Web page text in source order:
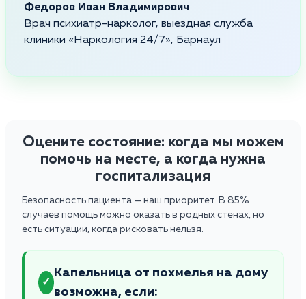
Федоров Иван Владимирович
Врач психиатр-нарколог, выездная служба
клиники «Наркология 24/7», Барнаул
Оцените состояние: когда мы можем
помочь на месте, а когда нужна
госпитализация
Безопасность пациента — наш приоритет. В 85%
случаев помощь можно оказать в родных стенах, но
есть ситуации, когда рисковать нельзя.
✓
Капельница от похмелья на дому
возможна, если: